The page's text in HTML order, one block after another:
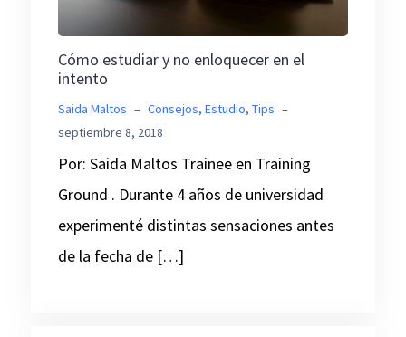
Cómo estudiar y no enloquecer en el
intento
Saida Maltos – Consejos, Estudio, Tips –
septiembre 8, 2018
Por: Saida Maltos Trainee en Training
Ground . Durante 4 años de universidad
experimenté distintas sensaciones antes
de la fecha de […]